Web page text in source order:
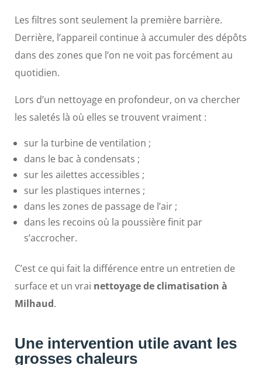
Les filtres sont seulement la première barrière.
Derrière, l’appareil continue à accumuler des dépôts
dans des zones que l’on ne voit pas forcément au
quotidien.
Lors d’un nettoyage en profondeur, on va chercher
les saletés là où elles se trouvent vraiment :
sur la turbine de ventilation ;
dans le bac à condensats ;
sur les ailettes accessibles ;
sur les plastiques internes ;
dans les zones de passage de l’air ;
dans les recoins où la poussière finit par
s’accrocher.
C’est ce qui fait la différence entre un entretien de
surface et un vrai nettoyage de climatisation à
Milhaud.
Une intervention utile avant les
grosses chaleurs